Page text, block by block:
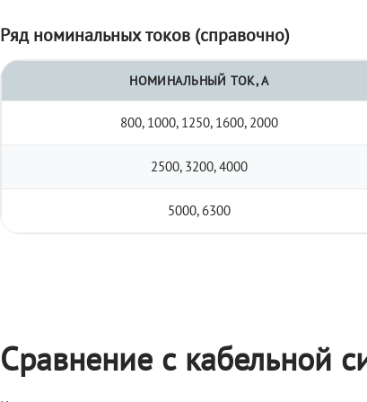
Ряд номинальных токов (справочно)
НОМИНАЛЬНЫЙ ТОК, А
800, 1000, 1250, 1600, 2000
2500, 3200, 4000
5000, 6300
Сравнение с кабельной